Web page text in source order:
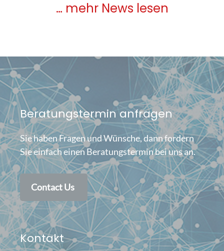
… mehr News lesen
Beratungstermin anfragen
Sie haben Fragen und Wünsche, dann fordern
Sie einfach einen Beratungstermin bei uns an.
Contact Us
Kontakt